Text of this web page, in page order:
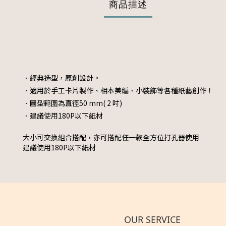
商品描述
．經典造型，原創設計。
．適用於手工卡片製作、相本美編、小裝飾等各種紙藝創作！
． 圖型範圍為直徑50 mm( 2 吋)
．建議使用180P以下紙材
大小可交換組合搭配，亦可搭配任一款全方位打孔器使用
建議使用180P以下紙材
OUR SERVICE